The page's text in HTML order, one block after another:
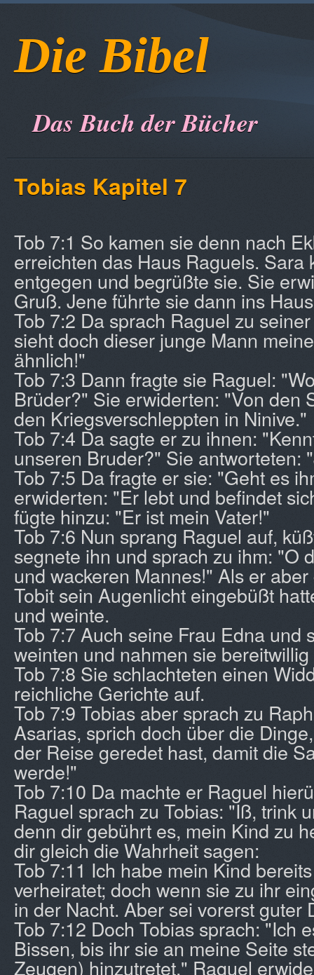
Die Bibel
Das Buch der Bücher
Tobias Kapitel 7
Tob 7:1 So kamen sie denn nach
erreichten das Haus Raguels. Sara
entgegen und begrüßte sie. Sie
Gruß. Jene führte sie dann ins
Tob 7:2 Da sprach Raguel zu
sieht doch dieser junge Mann
ähnlich!"
Tob 7:3 Dann fragte sie Raguel:
Brüder?" Sie erwiderten: "Von den
den Kriegsverschleppten in Ninive."
Tob 7:4 Da sagte er zu ihnen:
unseren Bruder?" Sie antworteten:
Tob 7:5 Da fragte er sie: "Geht es
erwiderten: "Er lebt und befindet
fügte hinzu: "Er ist mein Vater!"
Tob 7:6 Nun sprang Raguel auf,
segnete ihn und sprach zu ihm: "O
und wackeren Mannes!" Als er
Tobit sein Augenlicht eingebüßt
und weinte.
Tob 7:7 Auch seine Frau Edna und
weinten und nahmen sie
Tob 7:8 Sie schlachteten einen
reichliche Gerichte auf.
Tob 7:9 Tobias aber sprach zu
Asarias, sprich doch über die
der Reise geredet hast, damit die
werde!"
Tob 7:10 Da machte er Raguel
Raguel sprach zu Tobias: "Iß, trink
denn dir gebührt es, mein Kind zu
dir gleich die Wahrheit sagen:
Tob 7:11 Ich habe mein Kind
verheiratet; doch wenn sie zu ihr
in der Nacht. Aber sei vorerst guter
Tob 7:12 Doch Tobias sprach: "Ich
Bissen, bis ihr sie an meine Seite
Zeugen) hinzutretet." Raguel